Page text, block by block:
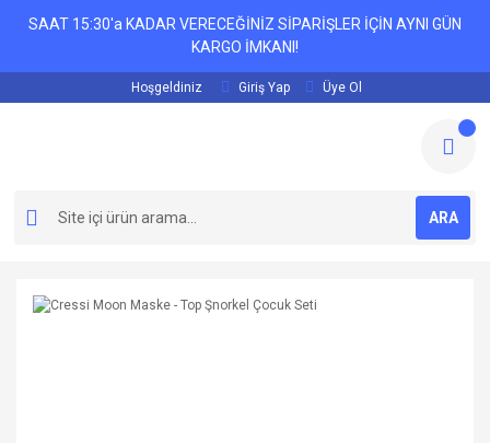
SAAT 15:30'a KADAR VERECEĞİNİZ SİPARİŞLER İÇİN AYNI GÜN
KARGO İMKANI!
Hoşgeldiniz Giriş Yap Üye Ol
ARA